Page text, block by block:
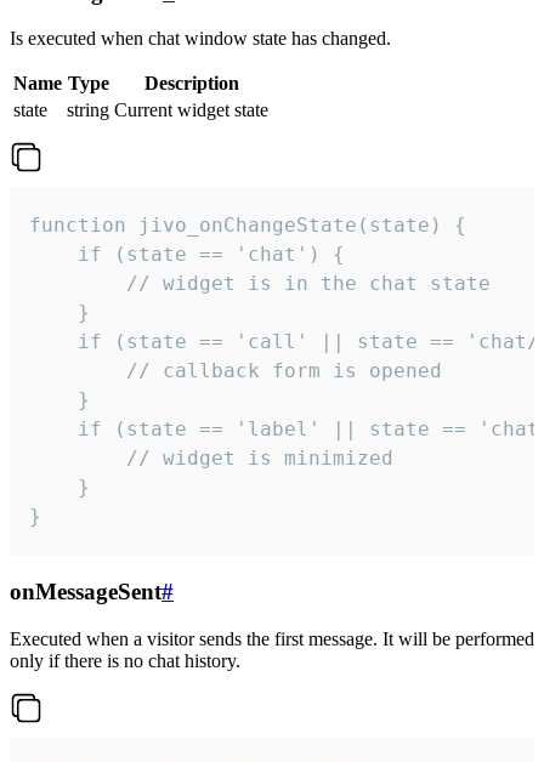
Is executed when chat window state has changed.
Name Type
Description
state
string Current widget state
function jivo_onChangeState(state) {
    if (state == 'chat') {
        // widget is in the chat state
    }
if (state == 'call' || state ==
        // callback form is opened
    }
if (state == 'label' || state ==
        // widget is minimized
    }
}
onMessageSent#
Executed when a visitor sends the first message. It will be performed
only if there is no chat history.